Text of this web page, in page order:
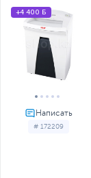
# 172209
+4 400 Б